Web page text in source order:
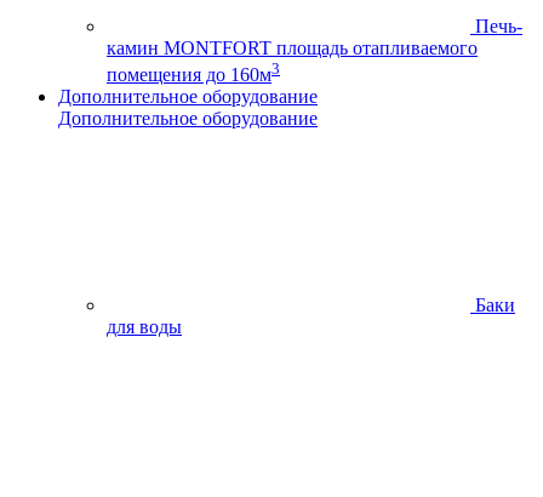
Печь-
камин MONTFORT площадь отапливаемого
помещения до 160м3
Дополнительное оборудование
Дополнительное оборудование
Баки
для воды